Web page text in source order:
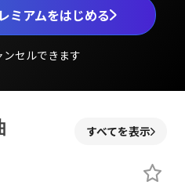
ミアムをはじめる
ンセルできます
すべてを表示